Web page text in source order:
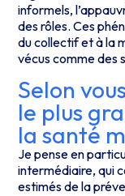
informels,
des rôles. Ces
du collectif et à la
vécus comme des
Selon
le plus
la santé
Je pense en
intermédiaire, qui
estimés de la